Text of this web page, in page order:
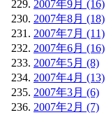
2007年9月 (16)
2007年8月 (18)
2007年7月 (11)
2007年6月 (16)
2007年5月 (8)
2007年4月 (13)
2007年3月 (6)
2007年2月 (7)